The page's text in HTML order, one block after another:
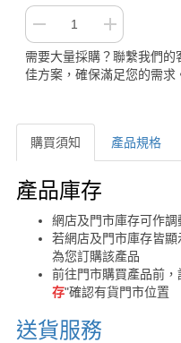
需要大量採購？聯繫我們
佳方案，確保滿足您的需求
購買須知 產品規格
購買須知
產品庫存
網店及門市庫存可作
若網店及門市庫存皆
為您訂購該產品
前往門市購買產品前
存"確認有貨門市位置
送貨服務